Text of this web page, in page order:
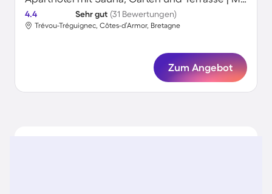
4.4 Sehr gut (31 Bewertungen)
Trévou-Tréguignec, Côtes-d’Armor, Bretagne
Zum Angebot